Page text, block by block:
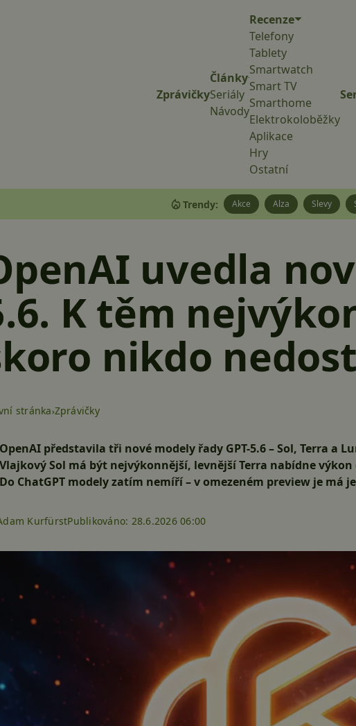
Zprávičky
Články
Seriály
Návody
Recenze
Telefony
Tablety
Smartwatch
Smart TV
Smarthome
Elektrokoloběžky
Aplikace
Hry
Ostatní
Trendy: Akce Alza Slevy
uvedla
K těm
nikdo
stránka Zprávičky
OpenAI představila tři nové modely řady GPT-5.6 – Sol, Terra a
Vlajkový Sol má být nejvýkonnější, levnější Terra nabídne
Do ChatGPT modely zatím nemíří – v omezeném preview je má
KurfürstPublikováno: 28.6.2026 06:00